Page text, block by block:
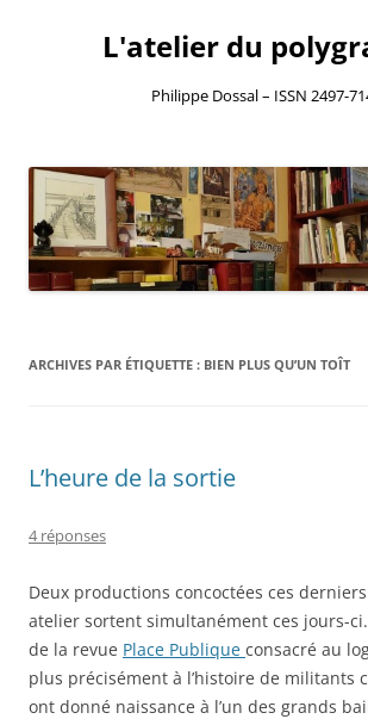
L'atelier du
Philippe Dossal – ISSN 2497-
au
contenu
ARCHIVES PAR ÉTIQUETTE : BIEN PLUS QU’UN TOÎT
L’heure de la sortie
4 réponses
Deux productions concoctées ces
atelier sortent simultanément ces jours-
de la revue Place Publique consacré au
plus précisément à l’histoire de militants
ont donné naissance à l’un des grands